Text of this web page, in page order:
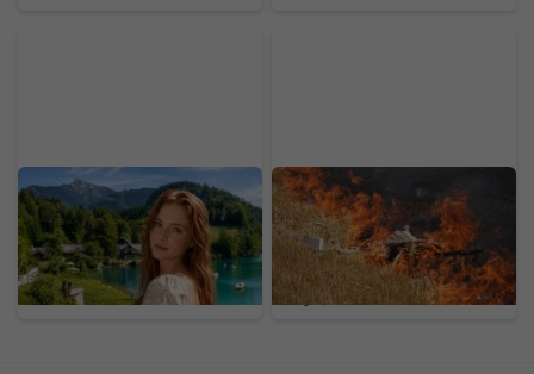
Rakúsko má 400 jazier
na kúpanie, najlepšie
nájdeš „na skok“ od
Bratislavy
Rusko hlási doteraz
najmasívnejší útok:
Obrana zostrelila vyše
600 dronov, plamene
zachvátili jednu z
najväčších rafinérií